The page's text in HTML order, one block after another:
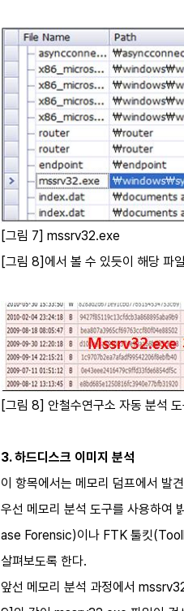
[그림 7] mssrv32.exe
[그림 8]에서 볼 수 있듯이 해당 파
[그림 8] 안철수연구소 자동 분석
3. 하드디스크 이미지 분석
이 항목에서는 메모리 덤프에서 발
우선 메모리 분석 도구를 사용하여
ase Forensic)이나 FTK 툴킷
살펴보도록 한다.
앞선 메모리 분석 과정에서